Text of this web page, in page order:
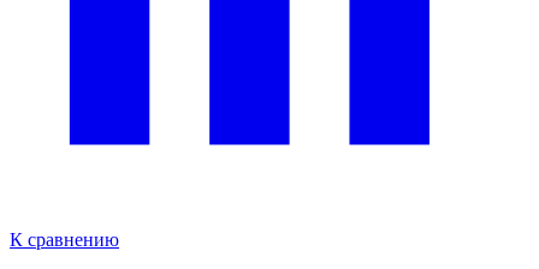
К сравнению